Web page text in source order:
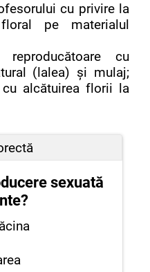
cu privire la
pe materialul
cu
(lalea) și mulaj;
alcătuirea florii la
sexuată